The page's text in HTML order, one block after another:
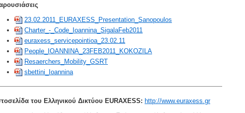
23.02.2011_EURAXESS_Presentation_Sanopoulos
Charter_-_Code_Ioannina_SigalaFeb2011
euraxess_servicepointioa_23.02.11
People_IOANNINA_23FEB2011_KOKOZILA
Resaerchers_Mobility_GSRT
sbettini_Ioannina
του Ελληνικού Δικτύου EURAXESS: http://www.euraxess.gr